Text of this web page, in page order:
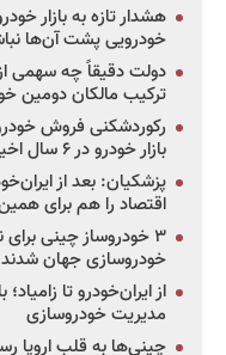
هشدار تازه به بازار
خودرویی پشت آن‌ها
دولت دقیقاً چه سهمی از
ترکیب مالکان دومین
رکوردشکنی فروش
بازار خودرو در ۶ سال اخیر
پزشکیان: بعد از
اقتصاد را هم برای
خودروسازی جهان شدند
از ایران‌خودرو تا
مدیریت خودروسازی